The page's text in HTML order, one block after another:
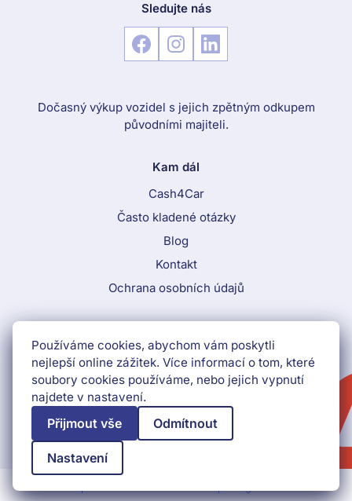
Sledujte nás
Dočasný výkup vozidel s jejich zpětným odkupem
původními majiteli.
Kam dál
Cash4Car
Často kladené otázky
Blog
Kontakt
Ochrana osobních údajů
Call To Action Menu
800 870 884
Získat peníze hned
Používáme cookies, abychom vám poskytli
nejlepší online zážitek. Více informací o tom, které
soubory cookies používáme, nebo jejich vypnutí
najdete v nastavení.
Přijmout vše Odmítnout
Nastavení